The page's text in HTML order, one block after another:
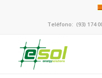
Teléfono: (93) 174